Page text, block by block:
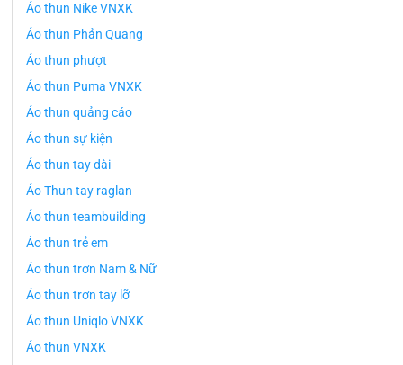
Áo thun Nike VNXK
Áo thun Phản Quang
Áo thun phượt
Áo thun Puma VNXK
Áo thun quảng cáo
Áo thun sự kiện
Áo thun tay dài
Áo Thun tay raglan
Áo thun teambuilding
Áo thun trẻ em
Áo thun trơn Nam & Nữ
Áo thun trơn tay lỡ
Áo thun Uniqlo VNXK
Áo thun VNXK